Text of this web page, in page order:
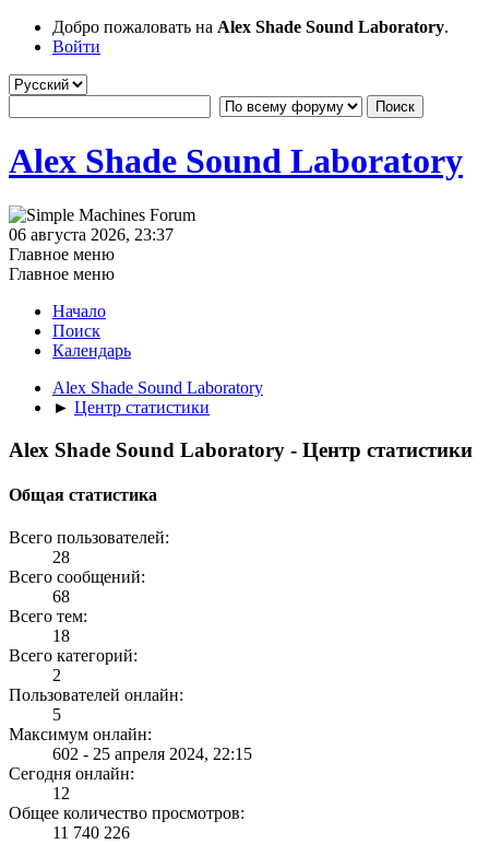
Добро пожаловать на Alex Shade Sound Laboratory.
Войти
Alex Shade Sound Laboratory
06 августа 2026, 23:37
Главное меню
Главное меню
Начало
Поиск
Календарь
Alex Shade Sound Laboratory
► Центр статистики
Alex Shade Sound Laboratory - Центр статистики
Общая статистика
Всего пользователей:
28
Всего сообщений:
68
Всего тем:
18
Всего категорий:
2
Пользователей онлайн:
5
Максимум онлайн:
602 - 25 апреля 2024, 22:15
Сегодня онлайн:
12
Общее количество просмотров:
11 740 226